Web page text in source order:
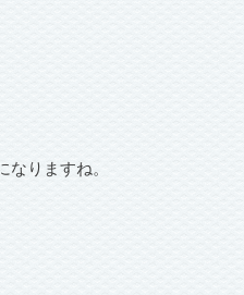
りますね。